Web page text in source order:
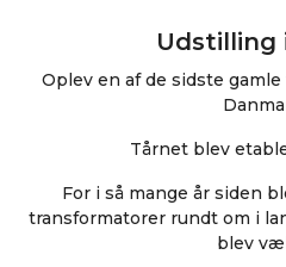
Udstilling
Oplev en af de sidste
Tårnet blev
For i så mange år siden
transformatorer rundt om i
blev